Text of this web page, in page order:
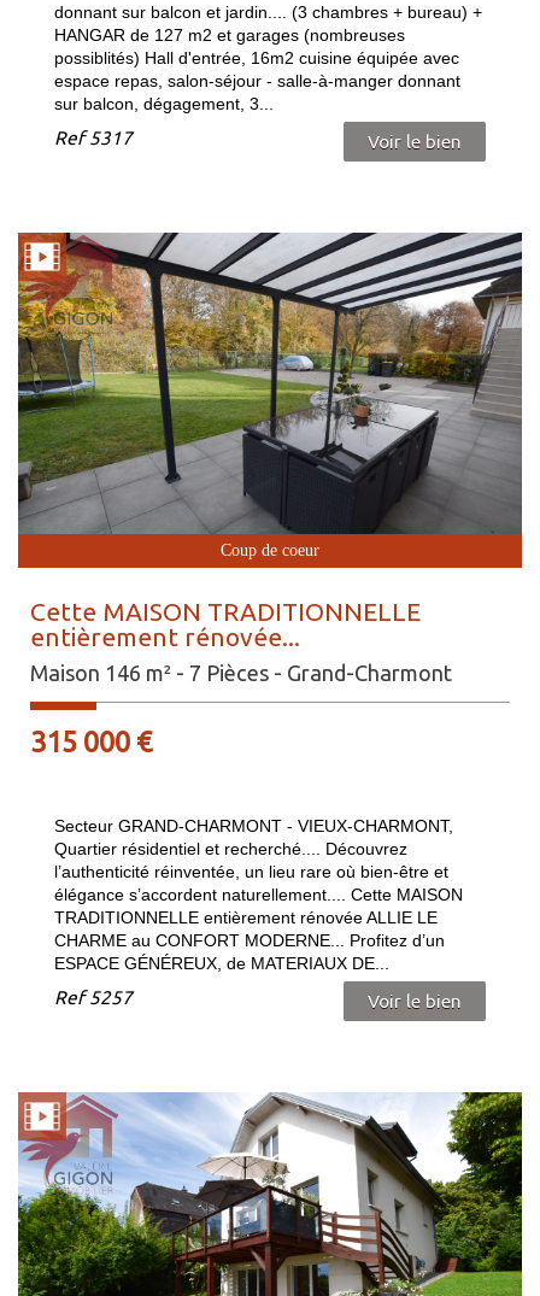
donnant sur balcon et jardin.... (3 chambres + bureau) +
HANGAR de 127 m2 et garages (nombreuses
possiblités) Hall d'entrée, 16m2 cuisine équipée avec
espace repas, salon-séjour - salle-à-manger donnant
sur balcon, dégagement, 3...
Ref5317 Voir le bien
Coup de coeur
Cette MAISON TRADITIONNELLE
entièrement rénovée...
Maison 146 m² - 7 Pièces - Grand-Charmont
315 000 €
Secteur GRAND-CHARMONT - VIEUX-CHARMONT,
Quartier résidentiel et recherché.... Découvrez
l’authenticité réinventée, un lieu rare où bien-être et
élégance s’accordent naturellement.... Cette MAISON
TRADITIONNELLE entièrement rénovée ALLIE LE
CHARME au CONFORT MODERNE... Profitez d’un
ESPACE GÉNÉREUX, de MATERIAUX DE...
Ref5257 Voir le bien